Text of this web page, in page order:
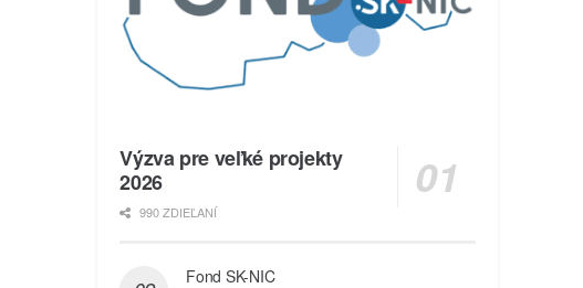
Výzva pre veľké projekty
2026
990 ZDIEĽANÍ
Fond SK-NIC